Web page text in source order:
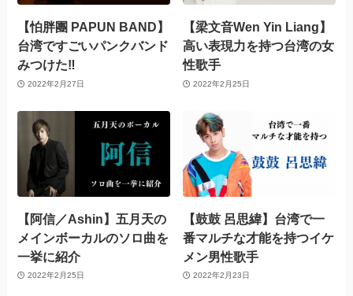
【怕胖團 PAPUN BAND】
台湾ですごいパンクバンド
みつけた‼
2022年2月27日
【梁文音Wen Yin Liang】
高い表現力を持つ台湾の女
性歌手
2022年2月25日
【阿信／Ashin】五月天の
メインボーカルのソロ曲を
一挙に紹介
2022年2月25日
【鼓鼓 呂思緯】台湾で一
番マルチな才能を持つイケ
メン男性歌手
2022年2月23日